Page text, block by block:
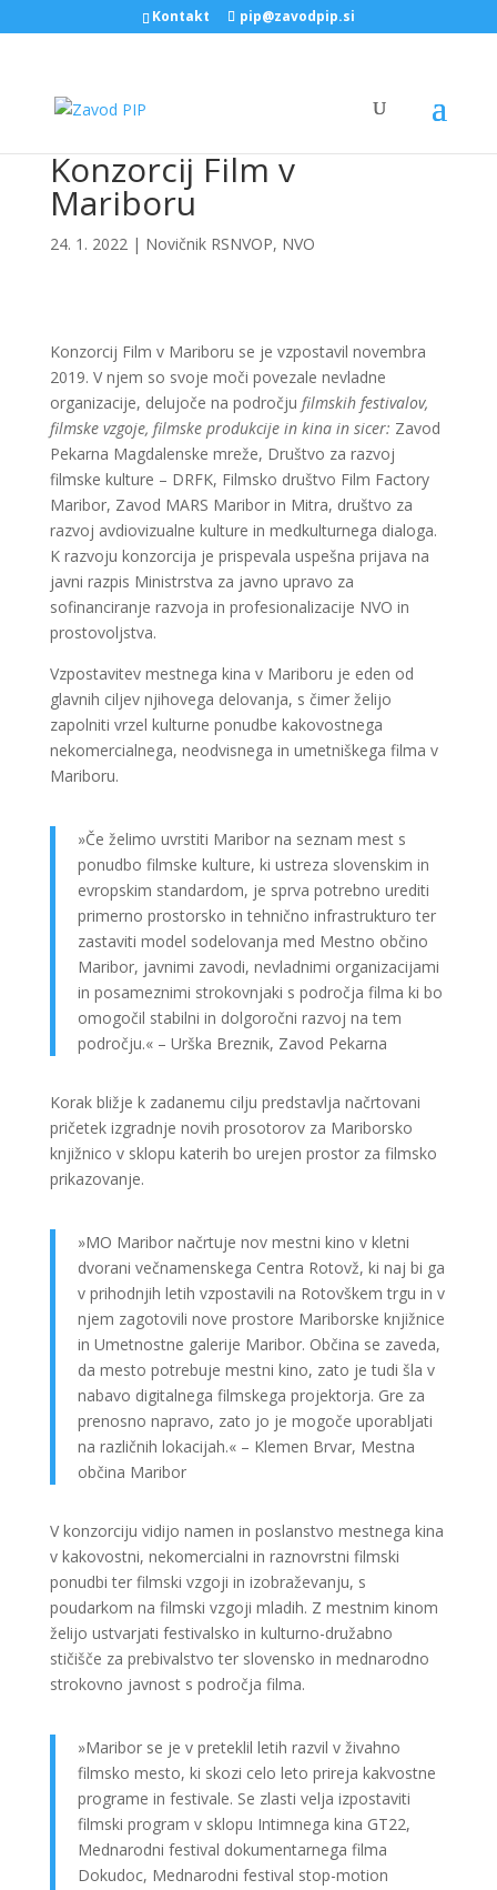
Kontakt pip@zavodpip.si
Konzorcij Film v
Mariboru
24. 1. 2022| Novičnik RSNVOP, NVO
Konzorcij Film v Mariboru se je vzpostavil novembra
2019. V njem so svoje moči povezale nevladne
organizacije, delujoče na področju filmskih festivalov,
filmske vzgoje, filmske produkcije in kina in sicer: Zavod
Pekarna Magdalenske mreže, Društvo za razvoj
filmske kulture – DRFK, Filmsko društvo Film Factory
Maribor, Zavod MARS Maribor in Mitra, društvo za
razvoj avdiovizualne kulture in medkulturnega dialoga.
K razvoju konzorcija je prispevala uspešna prijava na
javni razpis Ministrstva za javno upravo za
sofinanciranje razvoja in profesionalizacije NVO in
prostovoljstva.
Vzpostavitev mestnega kina v Mariboru je eden od
glavnih ciljev njihovega delovanja, s čimer želijo
zapolniti vrzel kulturne ponudbe kakovostnega
nekomercialnega, neodvisnega in umetniškega filma v
Mariboru.
»Če želimo uvrstiti Maribor na seznam mest s
ponudbo filmske kulture, ki ustreza slovenskim in
evropskim standardom, je sprva potrebno urediti
primerno prostorsko in tehnično infrastrukturo ter
zastaviti model sodelovanja med Mestno občino
Maribor, javnimi zavodi, nevladnimi organizacijami
in posameznimi strokovnjaki s področja filma ki bo
omogočil stabilni in dolgoročni razvoj na tem
področju.« – Urška Breznik, Zavod Pekarna
Korak bližje k zadanemu cilju predstavlja načrtovani
pričetek izgradnje novih prosotorov za Mariborsko
knjižnico v sklopu katerih bo urejen prostor za filmsko
prikazovanje.
»MO Maribor načrtuje nov mestni kino v kletni
dvorani večnamenskega Centra Rotovž, ki naj bi ga
v prihodnjih letih vzpostavili na Rotovškem trgu in v
njem zagotovili nove prostore Mariborske knjižnice
in Umetnostne galerije Maribor. Občina se zaveda,
da mesto potrebuje mestni kino, zato je tudi šla v
nabavo digitalnega filmskega projektorja. Gre za
prenosno napravo, zato jo je mogoče uporabljati
na različnih lokacijah.« – Klemen Brvar, Mestna
občina Maribor
V konzorciju vidijo namen in poslanstvo mestnega kina
v kakovostni, nekomercialni in raznovrstni filmski
ponudbi ter filmski vzgoji in izobraževanju, s
poudarkom na filmski vzgoji mladih. Z mestnim kinom
želijo ustvarjati festivalsko in kulturno-družabno
stičišče za prebivalstvo ter slovensko in mednarodno
strokovno javnost s področja filma.
»Maribor se je v preteklil letih razvil v živahno
filmsko mesto, ki skozi celo leto prireja kakvostne
programe in festivale. Se zlasti velja izpostaviti
filmski program v sklopu Intimnega kina GT22,
Mednarodni festival dokumentarnega filma
Dokudoc, Mednarodni festival stop-motion